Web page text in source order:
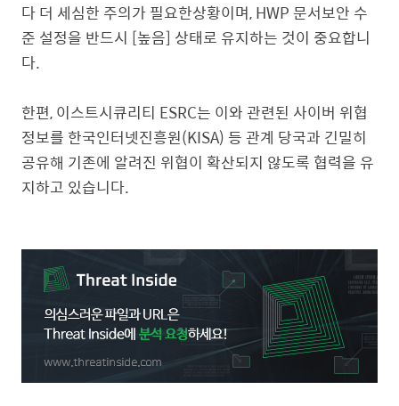
다 더 세심한 주의가 필요한상황이며, HWP 문서보안 수
준 설정을 반드시 [높음] 상태로 유지하는 것이 중요합니
다.
한편, 이스트시큐리티 ESRC는 이와 관련된 사이버 위협
정보를 한국인터넷진흥원(KISA) 등 관계 당국과 긴밀히
공유해 기존에 알려진 위협이 확산되지 않도록 협력을 유
지하고 있습니다.